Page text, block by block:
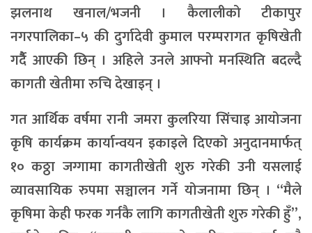
झलनाथ खनाल/भजनी । कैलालीको टीकापुर
नगरपालिका–५ की दुर्गादेवी कुमाल परम्परागत कृषिखेती
गर्दैै आएकी छिन् । अहिले उनले आफ्नो मनस्थिति बदल्दै
कागती खेतीमा रुचि देखाइन् ।
गत आर्थिक वर्षमा रानी जमरा कुलरिया सिंचाइ आयोजना
कृषि कार्यक्रम कार्यान्वयन इकाइले दिएको अनुदानमार्फत्
१० कठ्ठा जग्गामा कागतीखेती शुरु गरेकी उनी यसलाई
व्यावसायिक रुपमा सञ्चालन गर्ने योजनामा छिन् । “मैले
कृषिमा केही फरक गर्नकै लागि कागतीखेती शुरु गरेकी हुँ”,